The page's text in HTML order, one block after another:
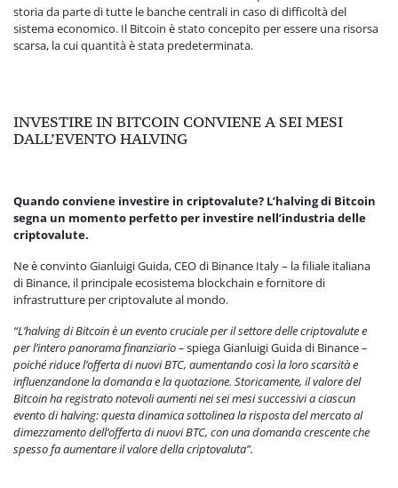
storia da parte di tutte le banche centrali in caso di difficoltà del
sistema economico. Il Bitcoin è stato concepito per essere una risorsa
scarsa, la cui quantità è stata predeterminata.
INVESTIRE IN BITCOIN CONVIENE A SEI MESI
DALL’EVENTO HALVING
Quando conviene investire in criptovalute? L’halving di Bitcoin
segna un momento perfetto per investire nell’industria delle
criptovalute.
Ne è convinto Gianluigi Guida, CEO di Binance Italy – la filiale italiana
di Binance, il principale ecosistema blockchain e fornitore di
infrastrutture per criptovalute al mondo.
“L’halving di Bitcoin è un evento cruciale per il settore delle criptovalute e
per l’intero panorama finanziario –spiega Gianluigi Guida di Binance–
poiché riduce l’offerta di nuovi BTC, aumentando così la loro scarsità e
influenzandone la domanda e la quotazione. Storicamente, il valore del
Bitcoin ha registrato notevoli aumenti nei sei mesi successivi a ciascun
evento di halving: questa dinamica sottolinea la risposta del mercato al
dimezzamento dell’offerta di nuovi BTC, con una domanda crescente che
spesso fa aumentare il valore della criptovaluta”.